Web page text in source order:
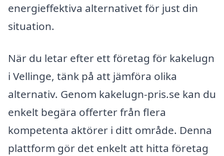
energieffektiva alternativet för just din
situation.
När du letar efter ett företag för kakelugn
i Vellinge, tänk på att jämföra olika
alternativ. Genom kakelugn-pris.se kan du
enkelt begära offerter från flera
kompetenta aktörer i ditt område. Denna
plattform gör det enkelt att hitta företag